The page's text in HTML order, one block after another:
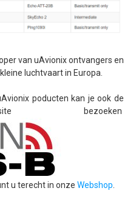
van uAvionix ontvangers en
luchtvaart in Europa.
poducten kan je ook de
bezoeken
u terechtin onze Webshop.